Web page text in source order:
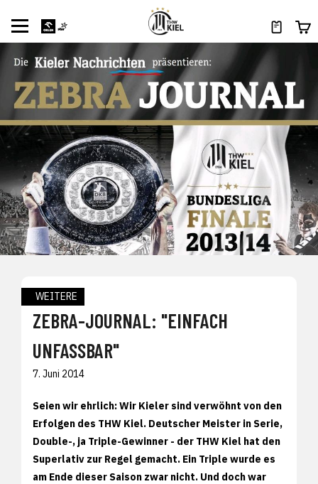
WEITERE
ZEBRA-JOURNAL: "EINFACH
UNFASSBAR"
7. Juni 2014
Seien wir ehrlich: Wir Kieler sind verwöhnt von den
Erfolgen des THW Kiel. Deutscher Meister in Serie,
Double-, ja Triple-Gewinner - der THW Kiel hat den
Superlativ zur Regel gemacht. Ein Triple wurde es
am Ende dieser Saison zwar nicht. Und doch war